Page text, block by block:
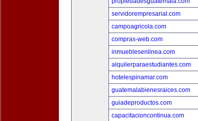
servidorempresarial.com
campoagricola.com
compras-web.com
inmueblesenlinea.com
alquilerparaestudiantes.com
hotelespinamar.com
guatemalabienesraices.com
guiadeproductos.com
capacitacioncontinua.com